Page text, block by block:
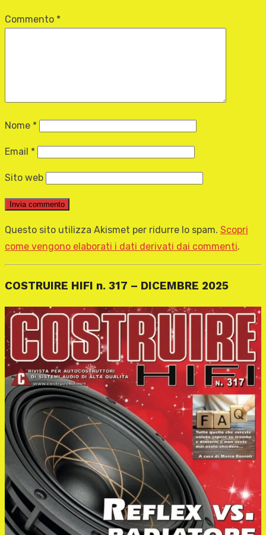
Commento *
Nome *
Email *
Sito web
Questo sito utilizza Akismet per ridurre lo spam. Scopri
come vengono elaborati i dati derivati dai commenti.
COSTRUIRE HIFI n. 317 – DICEMBRE 2025